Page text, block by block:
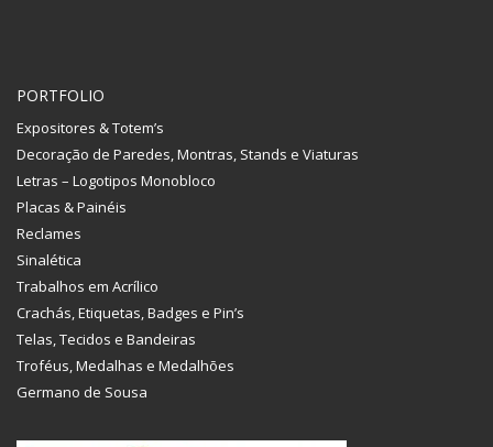
PORTFOLIO
Expositores & Totem’s
Decoração de Paredes, Montras, Stands e Viaturas
Letras – Logotipos Monobloco
Placas & Painéis
Reclames
Sinalética
Trabalhos em Acrílico
Crachás, Etiquetas, Badges e Pin’s
Telas, Tecidos e Bandeiras
Troféus, Medalhas e Medalhões
Germano de Sousa